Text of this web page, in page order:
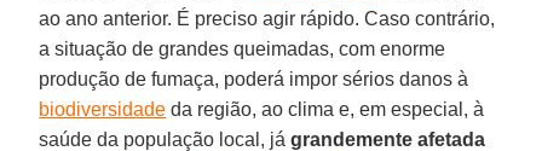
ao ano anterior. É preciso agir rápido. Caso contrário,
a situação de grandes queimadas, com enorme
produção de fumaça, poderá impor sérios danos à
biodiversidade da região, ao clima e, em especial, à
saúde da população local, jágrandemente afetada